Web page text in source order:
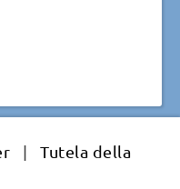
|
Tutela della